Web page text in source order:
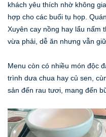
khách yêu thích nhờ không
hợp cho các buổi tụ họp.
Xuyên cay nồng hay lẩu nấm
vừa phải, dễ ăn nhưng vẫn
Menu còn có nhiều món độc
trình dưa chua hay củ sen,
sản đến rau tươi, mang đến